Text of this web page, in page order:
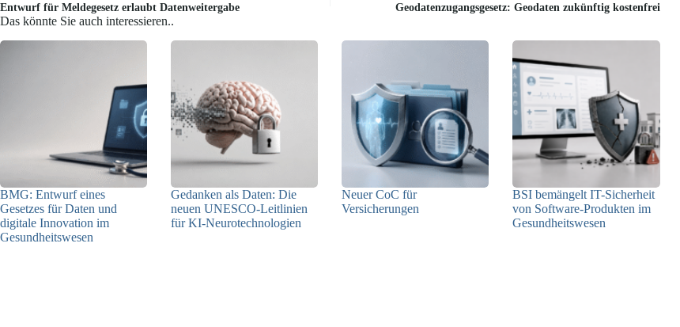
Entwurf für Meldegesetz erlaubt Datenweitergabe Geodatenzugangsgesetz: Geodaten zukünftig kostenfrei
Das könnte Sie auch interessieren..
BMG: Entwurf eines
Gesetzes für Daten und
digitale Innovation im
Gesundheitswesen
Gedanken als Daten: Die
neuen UNESCO-Leitlinien
für KI-Neurotechnologien
Neuer CoC für
Versicherungen
BSI bemängelt IT-Sicherheit
von Software-Produkten im
Gesundheitswesen